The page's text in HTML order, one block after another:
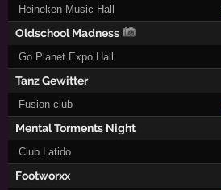
Heineken Music Hall
Oldschool Madness
Go Planet Expo Hall
Tanz Gewitter
Fusion club
Mental Torments Night
Club Latido
Footworxx